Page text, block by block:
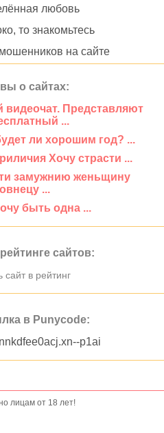
любовь
то знакомьтесь
на сайте
о сайтах:
видеочат. Представляют
...
ли хорошим год? ...
Хочу страсти ...
замужнию женьщину
...
быть одна ...
сайтов:
сайт в рейтинг
в Punycode:
p1ai
лицам от 18 лет!